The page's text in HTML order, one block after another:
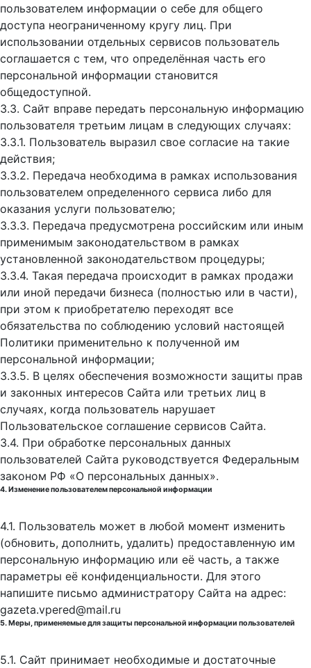
пользователем информации о себе для общего
доступа неограниченному кругу лиц. При
использовании отдельных сервисов пользователь
соглашается с тем, что определённая часть его
персональной информации становится
общедоступной.
3.3. Сайт вправе передать персональную информацию
пользователя третьим лицам в следующих случаях:
3.3.1. Пользователь выразил свое согласие на такие
действия;
3.3.2. Передача необходима в рамках использования
пользователем определенного сервиса либо для
оказания услуги пользователю;
3.3.3. Передача предусмотрена российским или иным
применимым законодательством в рамках
установленной законодательством процедуры;
3.3.4. Такая передача происходит в рамках продажи
или иной передачи бизнеса (полностью или в части),
при этом к приобретателю переходят все
обязательства по соблюдению условий настоящей
Политики применительно к полученной им
персональной информации;
3.3.5. В целях обеспечения возможности защиты прав
и законных интересов Сайта или третьих лиц в
случаях, когда пользователь нарушает
Пользовательское соглашение сервисов Сайта.
3.4. При обработке персональных данных
пользователей Сайта руководствуется Федеральным
законом РФ «О персональных данных».
4. Изменение пользователем персональной информации
4.1. Пользователь может в любой момент изменить
(обновить, дополнить, удалить) предоставленную им
персональную информацию или её часть, а также
параметры её конфиденциальности. Для этого
напишите письмо администратору Сайта на адрес:
gazeta.vpered@mail.ru
5. Меры, применяемые для защиты персональной информации пользователей
5.1. Сайт принимает необходимые и достаточные